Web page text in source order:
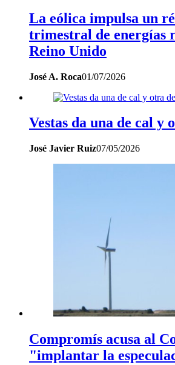
La eólica impulsa un
trimestral de energías
Reino Unido
José A. Roca01/07/2026
Vestas da una de cal y
José Javier Ruiz07/05/2026
Compromís acusa al
"implantar la